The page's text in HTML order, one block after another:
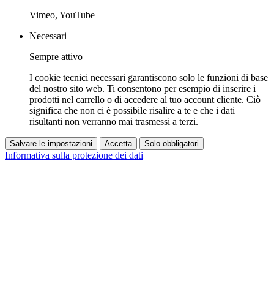
Vimeo, YouTube
Necessari
Sempre attivo
I cookie tecnici necessari garantiscono solo le funzioni di base
del nostro sito web. Ti consentono per esempio di inserire i
prodotti nel carrello o di accedere al tuo account cliente. Ciò
significa che non ci è possibile risalire a te e che i dati
risultanti non verranno mai trasmessi a terzi.
Salvare le impostazioni Accetta Solo obbligatori
Informativa sulla protezione dei dati